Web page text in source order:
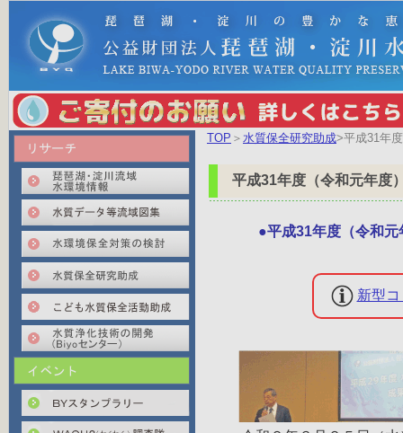
TOP ＞ 水質保全研究助成>平成31年
平成31年度（令和元年度
●平成31年度（令和
新型